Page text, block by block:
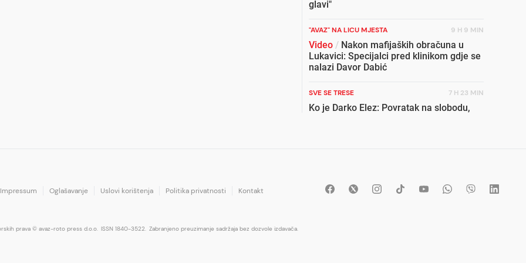
glavi"
"AVAZ" NA LICU MJESTA 9 H 9 MIN
Video / Nakon mafijaških obračuna u
Lukavici: Specijalci pred klinikom gdje se
nalazi Davor Dabić
SVE SE TRESE 7 H 23 MIN
Ko je Darko Elez: Povratak na slobodu,
primitivci, opustite se, za neke od vas
riječ „orgazam“ očigledno znači isto što i
Impressum Oglašavanje Uslovi korištenja Politika privatnosti Kontakt
prava © avaz-roto press d.o.o. ISSN 1840-3522. Zabranjeno preuzimanje sadržaja bez dozvole izdavača.